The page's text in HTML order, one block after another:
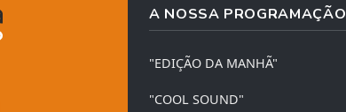
A NOSSA PROGRAMAÇÃO
"EDIÇÃO DA MANHÃ"
"COOL SOUND"